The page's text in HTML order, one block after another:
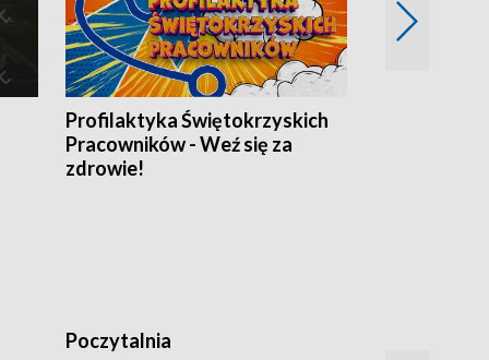
Profilaktyka Świętokrzyskich
Pracowników - Weź się za
zdrowie!
Poczytalnia